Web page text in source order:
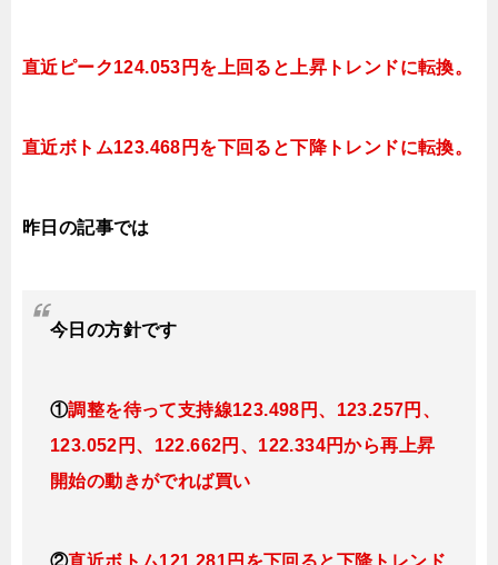
直近ピーク124.053円を上回ると上昇 トレンドに転換。
直近ボトム123.468円を下回ると下降トレンドに転換。
昨日の記事では
今日 の方針です
①調整を待って支持線123.498円、123.257円、
123.052円、122.662円、122.334円から再上昇
開始の動きがでれば買い
②直近ボトム121.281円を下回ると下降トレンド